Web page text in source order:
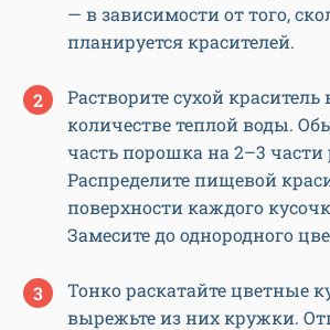
— в зависимости от того,
планируется красителей.
Растворите сухой
количестве теплой воды.
часть порошка на 2–3 части
Распределите пищевой
поверхности каждого
Замесите до однородного
Тонко раскатайте цветные
вырежьте из них кружки.